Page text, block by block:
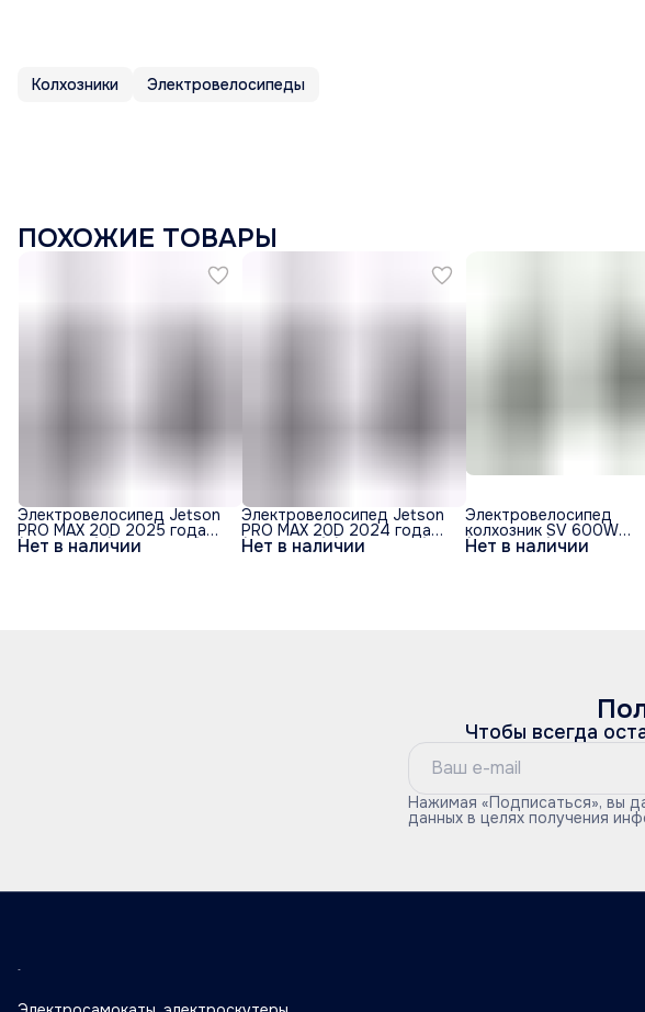
Колхозники Электровелосипеды
ПОХОЖИЕ ТОВАРЫ
Нет в наличии
Электровелосипед Jetson
PRO MAX 20D 2025 года
(60V/21Ah) (гидравлика) Нет в наличии
Электровелосипед Jetson
PRO MAX 20D 2024 года
(60V/30Ah) (гидравлика) Нет в наличии
Электровелосипед
колхозник SV 600W
(48V/20Ah)
Чтобы всегда
Нажимая «Подписаться», вы
данных в целях получения